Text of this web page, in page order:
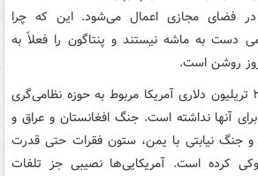
در فضای مجازی اعمال می‌شود. این‌ که چرا
دست به ماشه نیستند و پنتاگون را فعلاً به
روشن است.
بخش عظیمی از بدهی ۲۰ تریلیون دلاری آمریکا مربوط به حوزه نظامی‌گری
آنها نداشته است. جنگ افغانستان و عراق و
جنگ نیابتی با یمن، ستون فقرات حتی قدرت
کرده است. آمریکایی‌ها نصیبی جز تلفات